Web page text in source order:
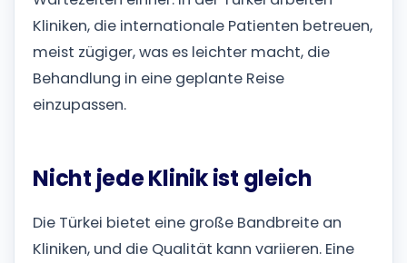
Kliniken, die internationale Patienten betreuen,
meist zügiger, was es leichter macht, die
Behandlung in eine geplante Reise
einzupassen.
Nicht jede Klinik ist gleich
Die Türkei bietet eine große Bandbreite an
Kliniken, und die Qualität kann variieren. Eine